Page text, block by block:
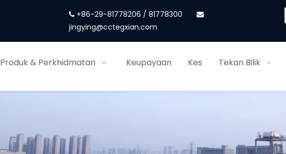
 +86-29-81778206 / 81778300
jingying@cctegxian.com
Produk & Perkhidmatan Keupayaan Kes Tekan Bilik